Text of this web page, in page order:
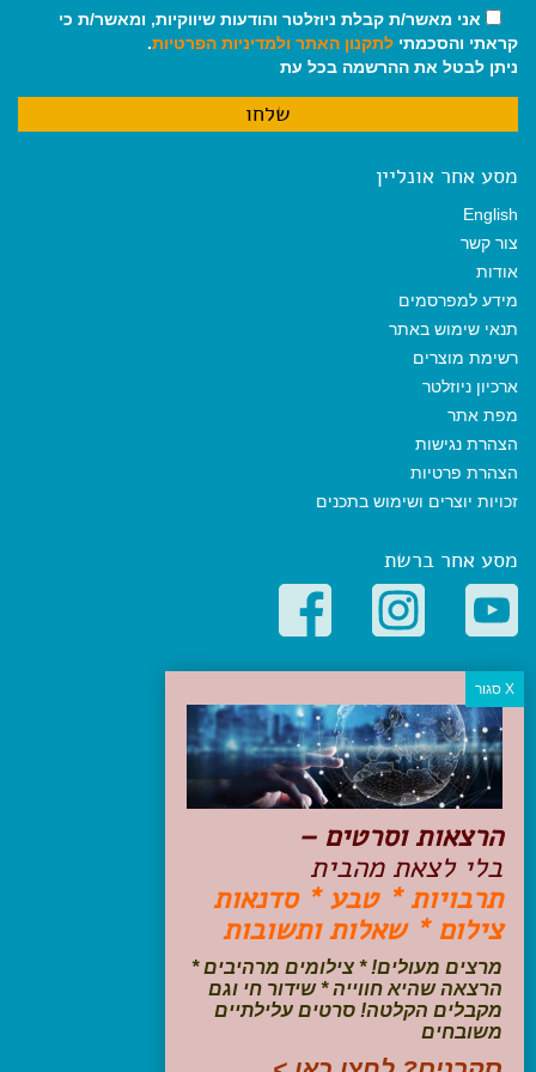
אני מאשר/ת קבלת ניוזלטר והודעות שיווקיות, ומאשר/ת כי
קראתי והסכמתי לתקנון האתר ולמדיניות הפרטיות.
ניתן לבטל את ההרשמה בכל עת
מסע אחר אונליין
English
צור קשר
אודות
מידע למפרסמים
תנאי שימוש באתר
רשימת מוצרים
ארכיון ניוזלטר
מפת אתר
הצהרת נגישות
הצהרת פרטיות
זכויות יוצרים ושימוש בתכנים
מסע אחר ברשת
קטגוריות פופולריות
יעדים
טיולים בישראל
מלונות בוטיק בישראל
טיפים והמלצות
הכנות לנסיעה
טיולי ג'יפים
טיולים עם ילדים
שייט, הפלגות, קרוזים
עקבו אחרינו בפייסבוק
הרצאות וסרטים –
בלי לצאת מהבית
תרבויות * טבע * סדנאות
צילום * שאלות ותשובות
מרצים מעולים! * צילומים מרהיבים *
הרצאה שהיא חווייה * שידור חי וגם
מקבלים הקלטה! סרטים עלילתיים
משובחים